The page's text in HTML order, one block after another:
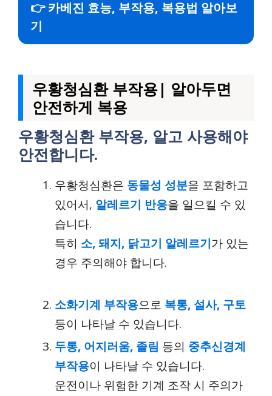
👉 카베진 효능, 부작용, 복용법 알아보
기
우황청심환 부작용| 알아두면
안전하게 복용
우황청심환 부작용, 알고 사용해야
안전합니다.
우황청심환은 동물성 성분을 포함하고
있어서, 알레르기 반응을 일으킬 수 있
습니다.
특히 소, 돼지, 닭고기 알레르기가 있는
경우 주의해야 합니다.
소화기계 부작용으로 복통, 설사, 구토
등이 나타날 수 있습니다.
두통, 어지러움, 졸림 등의 중추신경계
부작용이 나타날 수 있습니다.
운전이나 위험한 기계 조작 시 주의가